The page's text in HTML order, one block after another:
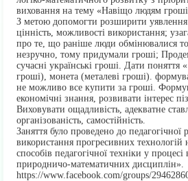
виховання на тему «Навіщо людям
З метою допомогти розширити уявлення
цінність, можливості використання;
про те, що раніше люди обмінювалися
незручно, тому придумали гроші;
сучасні українські гроші. Дати поняття
гроші), монета (металеві гроші).
не можливо все купити за гроші.
економічні знання, розвивати інтерес
Виховувати ощадливість, адекватне
організованість, самостійність.
Заняття було проведено до
використання прогресивних технологій
способів педагогічної техніки у
природничо-математичних дисциплін».
https://www.facebook.com/groups/